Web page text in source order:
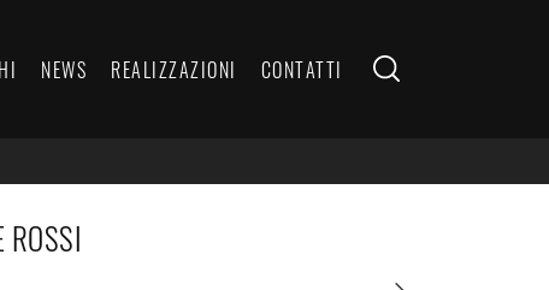
NEWS REALIZZAZIONI CONTATTI
ROSSI